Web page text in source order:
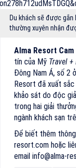
Du khách sẽ được
thường xuyên nhận
Alma Resort Cam
tín của Mỹ Travel
Đông Nam Á, số 2
Resort đã xuất
khảo sát do độc
trong hai giải
ngành khách sạn
Để biết thêm
resort.com hoặc
email info@alma-